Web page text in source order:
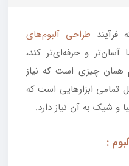
فرآیند طراحی آلبوم‌های
آسان‌تر و حرفه‌ای‌تر کند،
همان چیزی است که نیاز
تمامی ابزارهایی است که
و شیک به آن نیاز دارد.
: